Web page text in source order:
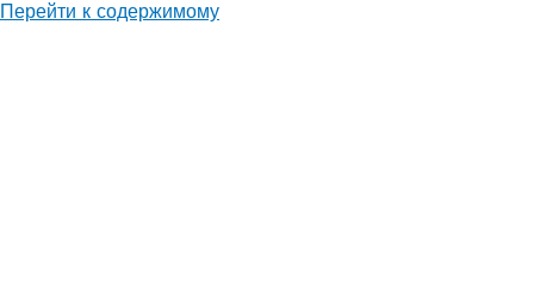
Перейти к содержимому